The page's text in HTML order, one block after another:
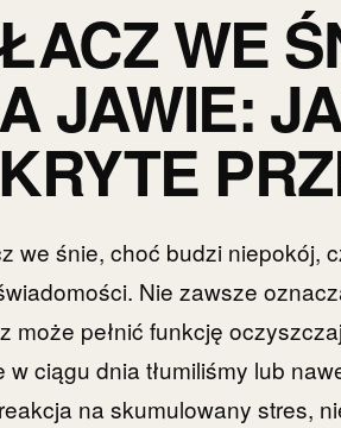
WE
JAWIE:
we śnie, choć budzi niepokój,
Nie zawsze
może pełnić funkcję
w ciągu dnia tłumiliśmy lub
na skumulowany stres,